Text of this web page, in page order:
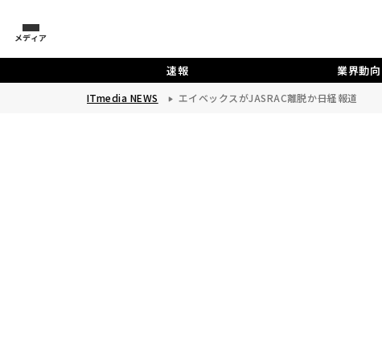
メディア
速報 業界動向
ITmedia NEWS エイベックスがJASRAC離脱か――日経報道